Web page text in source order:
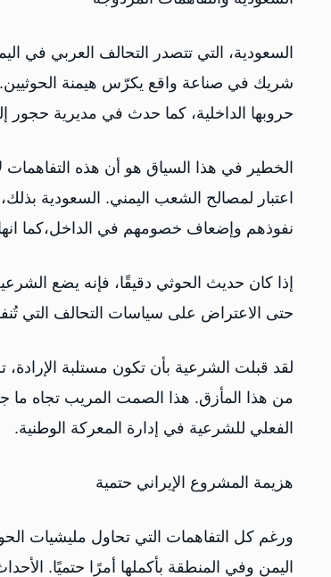
السعودية، التي تتصدر التحالف العربي في
شريك في صناعة واقع يكرّس هيمنة
حروبها الداخلية، كما حدث في مديرية حجور
الخطير في هذا السياق هو أن هذه التفاهمات
اعتبار لمصالح الشعب اليمني. السعودية
نفوذهم وإضعاف خصومهم في الداخل،كما
إذا كان حديث الحوثي دقيقًا، فإنه يضع
حتى الاعتراض على سياسات التحالف التي تُنفذ
لقد قبلت الشرعية بأن تكون مستلبة
من هذا المأزق. هذا الصمت المريب تجاه ما
الفعلي للشرعية في إدارة المعركة الوطنية.
هزيمة المشروع الإيراني حتمية
ورغم كل التفاهمات التي تحاول مليشيات
اليمن وفي المنطقة بأكملها أمرًا حتميًا.